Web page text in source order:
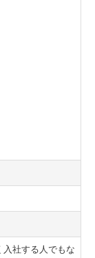
社する人でもな